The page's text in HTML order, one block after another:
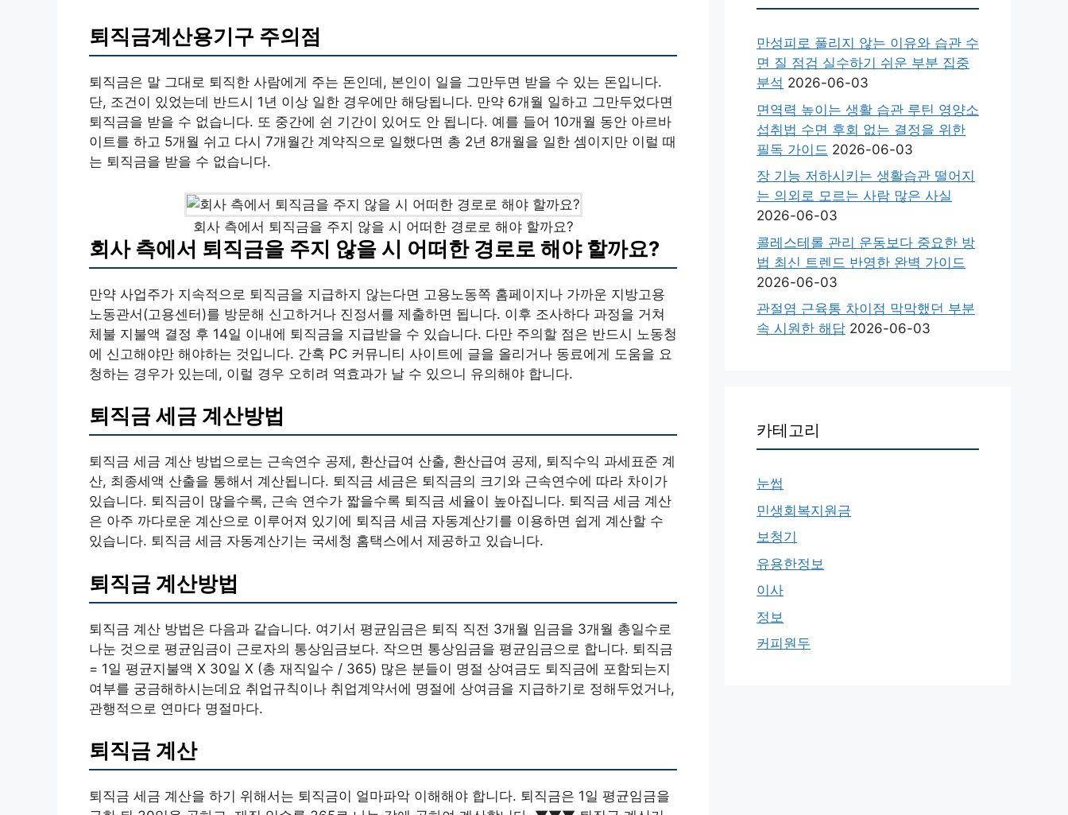
퇴직금계산용기구 주의점
퇴직금은 말 그대로 퇴직한 사람에게 주는 돈인데, 본인이 일을 그만두면 받을 수 있는 돈입니다.
단, 조건이 있었는데 반드시 1년 이상 일한 경우에만 해당됩니다. 만약 6개월 일하고 그만두었다면
퇴직금을 받을 수 없습니다. 또 중간에 쉰 기간이 있어도 안 됩니다. 예를 들어 10개월 동안 아르바
이트를 하고 5개월 쉬고 다시 7개월간 계약직으로 일했다면 총 2년 8개월을 일한 셈이지만 이럴 때
는 퇴직금을 받을 수 없습니다.
회사 측에서 퇴직금을 주지 않을 시 어떠한 경로로 해야 할까요?
회사 측에서 퇴직금을 주지 않을 시 어떠한 경로로 해야 할까요?
만약 사업주가 지속적으로 퇴직금을 지급하지 않는다면 고용노동쪽 홈페이지나 가까운 지방고용
노동관서(고용센터)를 방문해 신고하거나 진정서를 제출하면 됩니다. 이후 조사하다 과정을 거쳐
체불 지불액 결정 후 14일 이내에 퇴직금을 지급받을 수 있습니다. 다만 주의할 점은 반드시 노동청
에 신고해야만 해야하는 것입니다. 간혹 PC 커뮤니티 사이트에 글을 올리거나 동료에게 도움을 요
청하는 경우가 있는데, 이럴 경우 오히려 역효과가 날 수 있으니 유의해야 합니다.
퇴직금 세금 계산방법
퇴직금 세금 계산 방법으로는 근속연수 공제, 환산급여 산출, 환산급여 공제, 퇴직수익 과세표준 계
산, 최종세액 산출을 통해서 계산됩니다. 퇴직금 세금은 퇴직금의 크기와 근속연수에 따라 차이가
있습니다. 퇴직금이 많을수록, 근속 연수가 짧을수록 퇴직금 세율이 높아집니다. 퇴직금 세금 계산
은 아주 까다로운 계산으로 이루어져 있기에 퇴직금 세금 자동계산기를 이용하면 쉽게 계산할 수
있습니다. 퇴직금 세금 자동계산기는 국세청 홈택스에서 제공하고 있습니다.
퇴직금 계산방법
퇴직금 계산 방법은 다음과 같습니다. 여기서 평균임금은 퇴직 직전 3개월 임금을 3개월 총일수로
나눈 것으로 평균임금이 근로자의 통상임금보다. 작으면 통상임금을 평균임금으로 합니다. 퇴직금
= 1일 평균지불액 X 30일 X (총 재직일수 / 365) 많은 분들이 명절 상여금도 퇴직금에 포함되는지
여부를 궁금해하시는데요 취업규칙이나 취업계약서에 명절에 상여금을 지급하기로 정해두었거나,
관행적으로 연마다 명절마다.
퇴직금 계산
퇴직금 세금 계산을 하기 위해서는 퇴직금이 얼마파악 이해해야 합니다. 퇴직금은 1일 평균임금을
만성피로 풀리지 않는 이유와 습관 수
면 질 점검 실수하기 쉬운 부분 집중
분석 2026-06-03
면역력 높이는 생활 습관 루틴 영양소
섭취법 수면 후회 없는 결정을 위한
필독 가이드 2026-06-03
장 기능 저하시키는 생활습관 떨어지
는 의외로 모르는 사람 많은 사실
2026-06-03
콜레스테롤 관리 운동보다 중요한 방
법 최신 트렌드 반영한 완벽 가이드
2026-06-03
관절염 근육통 차이점 막막했던 부분
속 시원한 해답 2026-06-03
카테고리
눈썹
민생회복지원금
보청기
유용한정보
이사
정보
커피원두